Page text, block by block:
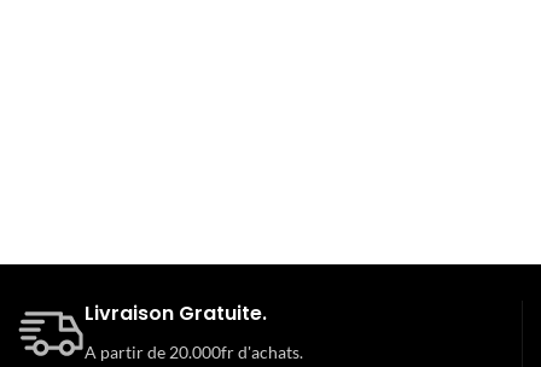
Livraison Gratuite.
A partir de 20.000fr d'achats.